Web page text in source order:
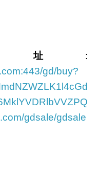
址 :
gd/buy?
gdsale/gdsale